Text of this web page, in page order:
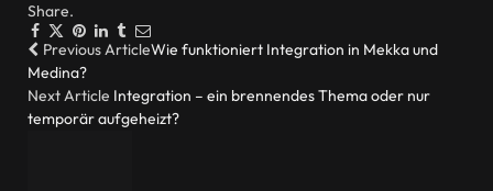
Share.
Facebook
TwitterPinterestLinkedIn
Tumblr
Email
Previous ArticleWie funktioniert Integration in Mekka und
Medina?
Next Article Integration – ein brennendes Thema oder nur
temporär aufgeheizt?